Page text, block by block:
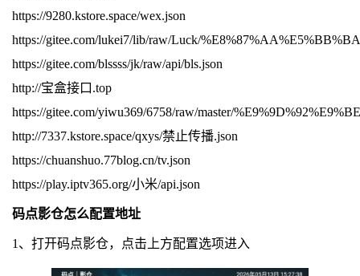
https://9280.kstore.space/wex.json
https://gitee.com/lukei7/lib/raw/Luck/
https://gitee.com/blssss/jk/raw/api/bls.json
http://宝盒接口.top
https://gitee.com/yiwu369/6758/raw/master/
http://7337.kstore.space/qxys/禁止传播.json
https://chuanshuo.77blog.cn/tv.json
https://play.iptv365.org/小米/api.json
码点影仓怎么配置地址
1、打开码点影仓，点击上方配置选项进入